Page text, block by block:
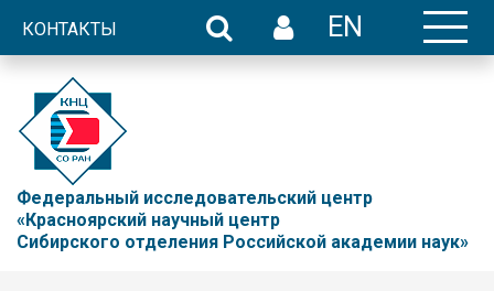
КОНТАКТЫ EN
Федеральный исследовательский центр
«Красноярский научный центр
Сибирского отделения Российской академии наук»